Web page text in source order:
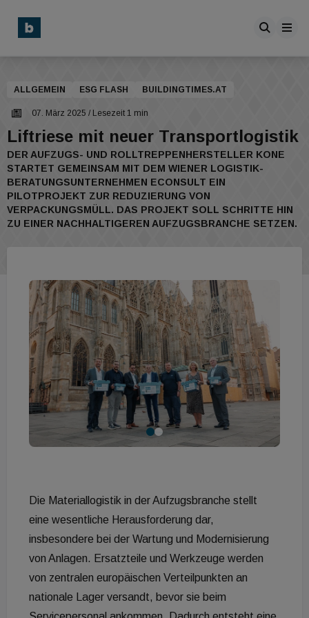
ALLGEMEIN ESG FLASH BUILDINGTIMES.AT
07. März 2025 / Lesezeit 1 min
Liftriese mit neuer Transportlogistik
DER AUFZUGS- UND ROLLTREPPENHERSTELLER KONE
STARTET GEMEINSAM MIT DEM WIENER LOGISTIK-
BERATUNGSUNTERNEHMEN ECONSULT EIN
PILOTPROJEKT ZUR REDUZIERUNG VON
VERPACKUNGSMÜLL. DAS PROJEKT SOLL SCHRITTE HIN
ZU EINER NACHHALTIGEREN AUFZUGSBRANCHE SETZEN.
Die Materiallogistik in der Aufzugsbranche stellt
eine wesentliche Herausforderung dar,
insbesondere bei der Wartung und Modernisierung
von Anlagen. Ersatzteile und Werkzeuge werden
von zentralen europäischen Verteilpunkten an
nationale Lager versandt, bevor sie beim